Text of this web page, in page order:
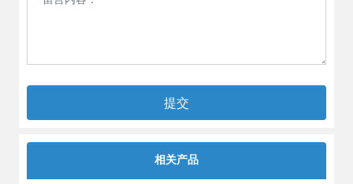
提交
相关产品